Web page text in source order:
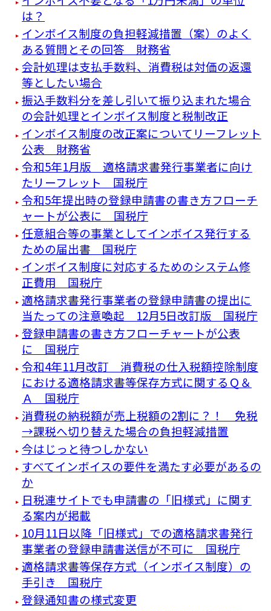
は？
インボイス制度の負担軽減措置（案）のよく
ある質問とその回答 財務省
会計処理は支払手数料、消費税は対価の返還
等としたい場合
振込手数料分を差し引いて振り込まれた場合
の会計処理とインボイス制度と税制改正
インボイス制度の改正案についてリーフレット
公表 財務省
令和5年1月版 適格請求書発行事業者に向け
たリーフレット 国税庁
令和5年提出時の登録申請書の書き方フローチ
ャートが公表に 国税庁
任意組合等の事業としてインボイス発行する
ための届出書 国税庁
インボイス制度に対応するためのシステム修
正費用 国税庁
適格請求書発行事業者の登録申請書の提出に
当たっての注意喚起 12月5日改訂版 国税庁
登録申請書の書き方フローチャートが公表
に 国税庁
令和4年11月改訂 消費税の仕入税額控除制度
における適格請求書等保存方式に関するＱ＆
Ａ 国税庁
消費税の納税額が売上税額の2割に？！ 免税
→課税へ切り替えた場合の負担軽減措置
今はじっと待つしかない
すべてインボイスの要件を満たす必要があるの
か
日税連サイトでも申請書の「旧様式」に関す
る案内が掲載
10月11日以降「旧様式」での適格請求書発行
事業者の登録申請書送信が不可に 国税庁
適格請求書等保存方式（インボイス制度）の
手引き 国税庁
登録通知書の様式変更